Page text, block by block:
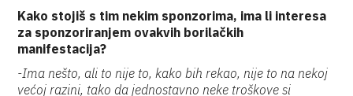
Kako stojiš s tim nekim sponzorima, ima li interesa
za sponzoriranjem ovakvih borilačkih
manifestacija?
-Ima nešto, ali to nije to, kako bih rekao, nije to na nekoj
većoj razini, tako da jednostavno neke troškove si